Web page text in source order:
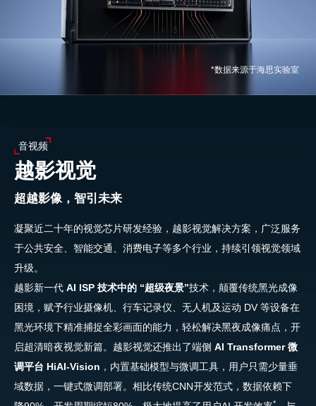
*数据来源于海思实验室
音视频
越影视觉
超越影像，智引未来
凝聚近二十年的视觉芯片研发经验，越影视觉解决方案，广泛服务
于公共安全、智能交通、消费电子等多个行业，持续引领视觉领域
升级。
越影新一代AI ISP 技术中的 “超级夜景”技术，颠覆传统黑光成像
困境，赋予行业摄像机、行车记录仪、无人机及运动 DV 等设备在
黑光环境下精准捕捉全彩画面的能力，轻松解决黑夜成像痛点，开
启超清暗夜视觉新篇。越影视觉还推出了端侧AI Transformer 微
调平台 HiAI-Vision ，内置基础模型与微调工具，用户只需少量垂
域数据，一键式微调部署。相比传统CNN开发范式，数据依赖下
*